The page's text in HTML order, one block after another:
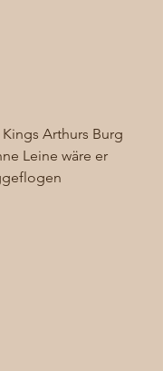
Arthurs Burg
Leine wäre er